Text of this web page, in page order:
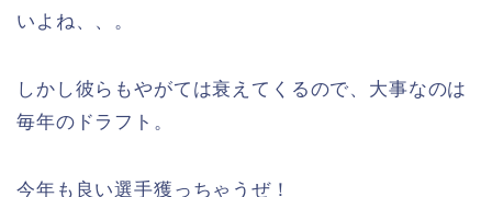
いよね、、。
しかし彼らもやがては衰えてくるので、大事なのは
毎年のドラフト。
今年も良い選手獲っちゃうぜ！